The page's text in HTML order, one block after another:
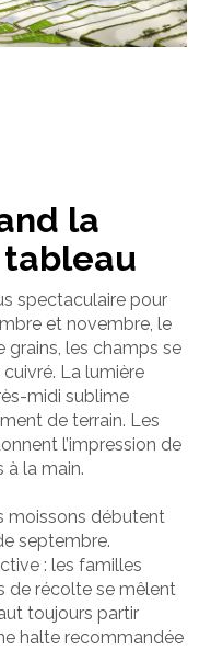
la
spectaculaire pour
et novembre, le
grains, les champs se
cuivré. La lumière
midi sublime
de terrain. Les
l’impression de
à la main.
moissons débutent
septembre.
: les familles
de récolte se mêlent
toujours partir
halte recommandée